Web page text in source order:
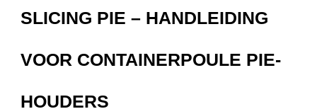
SLICING PIE – HANDLEIDING
VOOR CONTAINERPOULE PIE-
HOUDERS